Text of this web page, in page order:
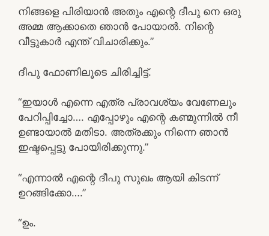
നിങ്ങളെ പിരിയാൻ അതും എന്റെ ദീപു നെ ഒരു
അമ്മ ആക്കാതെ ഞാൻ പോയാൽ. നിന്റെ
വീട്ടുകാർ എന്ത് വിചാരിക്കും.”
ദീപു ഫോണിലൂടെ ചിരിച്ചിട്ട്.
“ഇയാൾ എന്നെ എത്ര പ്രാവശ്യം വേണേലും
പേറിപ്പിച്ചോ…. എപ്പോഴും എന്റെ കണ്മുന്നിൽ നീ
ഉണ്ടായാൽ മതിടാ. അത്രക്കും നിന്നെ ഞാൻ
ഇഷ്ടപ്പെട്ടു പോയിരിക്കുന്നു.”
“എന്നാൽ എന്റെ ദീപു സുഖം ആയി കിടന്ന്
ഉറങ്ങിക്കോ….”
“ഉം.